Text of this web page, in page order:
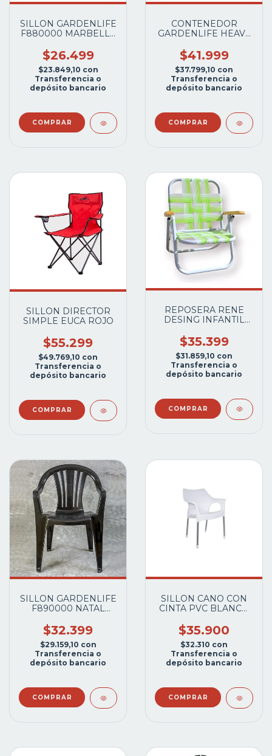
SILLON GARDENLIFE
F880000 MARBELLA
C/AP.BRAZO
$26.499
$23.849,10 con
Transferencia o
depósito bancario
CONTENEDOR
GARDENLIFE HEAVY
C/RUEDAS
$41.999
$37.799,10 con
Transferencia o
depósito bancario
SILLON DIRECTOR
SIMPLE EUCA ROJO
$55.299
$49.769,10 con
Transferencia o
depósito bancario
REPOSERA RENE
DESING INFANTIL
BRAZO VS.COLORES
$35.399
$31.859,10 con
Transferencia o
depósito bancario
SILLON GARDENLIFE
F890000 NATAL
NEGRO
$32.399
$29.159,10 con
Transferencia o
depósito bancario
SILLON CANO CON
CINTA PVC BLANCO
$35.900
$32.310 con
Transferencia o
depósito bancario